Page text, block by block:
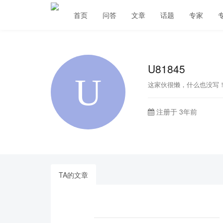
首页 问答 文章 话题 专家
U81845
这家伙很懒，什么也没写！
注册于 3年前
TA的文章